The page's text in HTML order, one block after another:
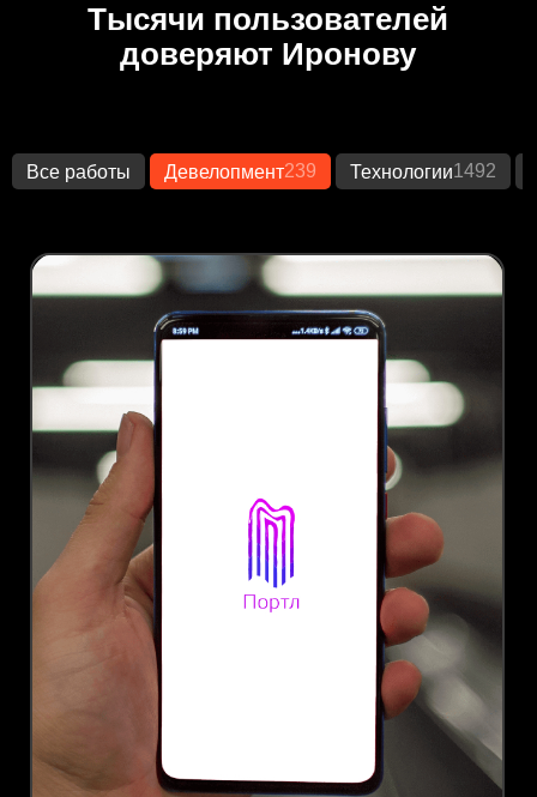
Тысячи пользователей
доверяют Иронову
Все работы Девелопмент239 Технологии1492